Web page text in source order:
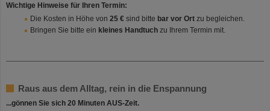
Wichtige Hinweise für Ihren Termin:
Die Kosten in Höhe von 25 € sind bitte bar vor Ort zu begleichen.
Bringen Sie bitte ein kleines Handtuch zu Ihrem Termin mit.
Raus aus dem Alltag, rein in die Enspannung
...gönnen Sie sich 20 Minuten AUS-Zeit.